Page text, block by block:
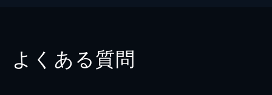
よくある質問